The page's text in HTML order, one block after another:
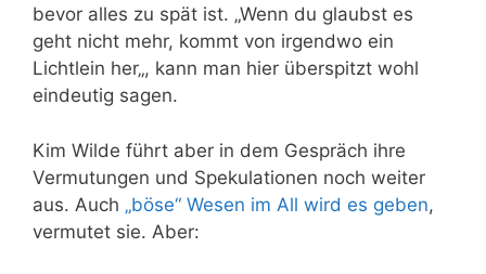
bevor alles zu spät ist. „Wenn du glaubst es
geht nicht mehr, kommt von irgendwo ein
Lichtlein her„, kann man hier überspitzt wohl
eindeutig sagen.
Kim Wilde führt aber in dem Gespräch ihre
Vermutungen und Spekulationen noch weiter
aus. Auch „böse“ Wesen im All wird es geben,
vermutet sie. Aber: